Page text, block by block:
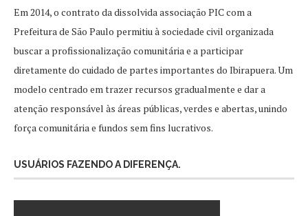
Em 2014, o contrato da dissolvida associação PIC com a
Prefeitura de São Paulo permitiu à sociedade civil organizada
buscar a profissionalização comunitária e a participar
diretamente do cuidado de partes importantes do Ibirapuera. Um
modelo centrado em trazer recursos gradualmente e dar a
atenção responsável às áreas públicas, verdes e abertas, unindo
força comunitária e fundos sem fins lucrativos.
USUÁRIOS FAZENDO A DIFERENÇA.